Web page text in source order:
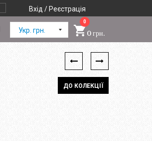
Вхід / Реєстрація
Укр. грн.
0
0 грн.
ДО КОЛЕКЦІЇ